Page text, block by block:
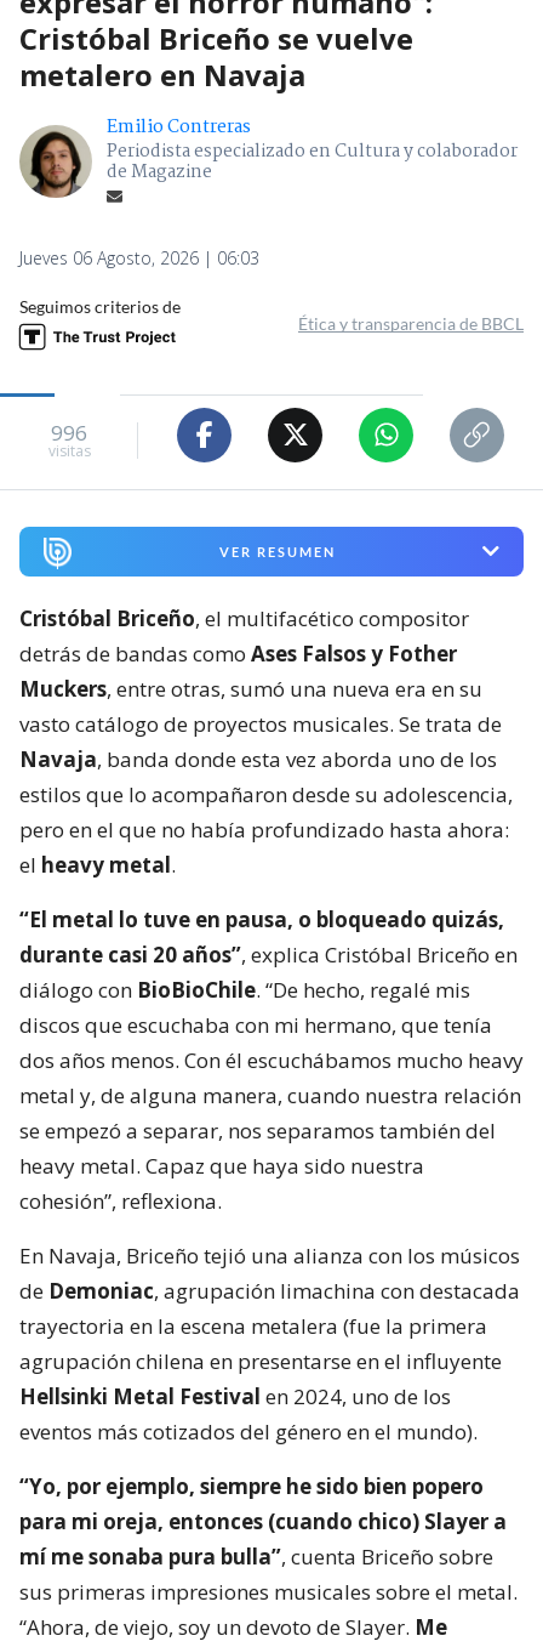
Cristóbal Briceño se vuelve
metalero en Navaja
Emilio Contreras
Periodista especializado en Cultura y colaborador
de Magazine
Jueves 06 Agosto, 2026 | 06:03
Seguimos criterios de
Ética y transparencia de BBCL
996
visitas
VER RESUMEN
Cristóbal Briceño, el multifacético compositor
detrás de bandas como Ases Falsos y Fother
Muckers, entre otras, sumó una nueva era en su
vasto catálogo de proyectos musicales. Se trata de
Navaja, banda donde esta vez aborda uno de los
estilos que lo acompañaron desde su adolescencia,
pero en el que no había profundizado hasta ahora:
el heavy metal.
“El metal lo tuve en pausa, o bloqueado quizás,
durante casi 20 años”, explica Cristóbal Briceño en
diálogo con BioBioChile. “De hecho, regalé mis
discos que escuchaba con mi hermano, que tenía
dos años menos. Con él escuchábamos mucho heavy
metal y, de alguna manera, cuando nuestra relación
se empezó a separar, nos separamos también del
heavy metal. Capaz que haya sido nuestra
cohesión”, reflexiona.
En Navaja, Briceño tejió una alianza con los músicos
de Demoniac, agrupación limachina con destacada
trayectoria en la escena metalera (fue la primera
agrupación chilena en presentarse en el influyente
Hellsinki Metal Festival en 2024, uno de los
eventos más cotizados del género en el mundo).
“Yo, por ejemplo, siempre he sido bien popero
para mi oreja, entonces (cuando chico) Slayer a
mí me sonaba pura bulla”, cuenta Briceño sobre
sus primeras impresiones musicales sobre el metal.
“Ahora, de viejo, soy un devoto de Slayer. Me